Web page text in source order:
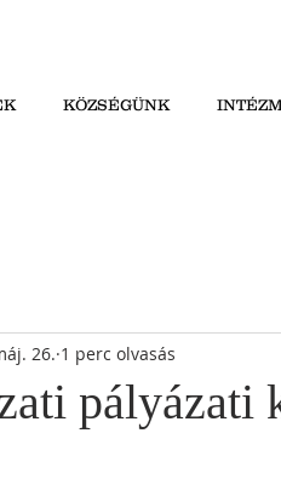
KÖZSÉGÜNK
pályázati
26. 1 perc olvasás